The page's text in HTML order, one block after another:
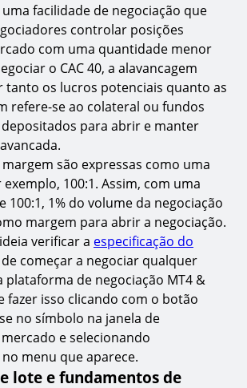
facilidade de negociação que
controlar posições
com uma quantidade menor
o CAC 40, a alavancagem
tanto os lucros potenciais quanto as
refere-se ao colateral ou fundos
para abrir e manter
são expressas como uma
100:1. Assim, com uma
100:1, 1% do volume da negociação
margem para abrir a negociação.
verificar a especificação do
começar a negociar qualquer
de negociação MT4 &
fazer isso clicando com o botão
no símbolo na janela de
e selecionando
menu que aparece.
lote e fundamentos de